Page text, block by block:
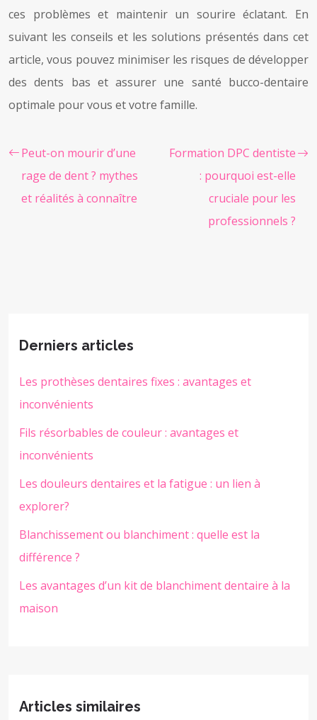
ces problèmes et maintenir un sourire éclatant. En
suivant les conseils et les solutions présentés dans cet
article, vous pouvez minimiser les risques de développer
des dents bas et assurer une santé bucco-dentaire
optimale pour vous et votre famille.
Peut-on mourir d’une
rage de dent ? mythes
et réalités à connaître
Formation DPC dentiste
: pourquoi est-elle
cruciale pour les
professionnels ?
Derniers articles
Les prothèses dentaires fixes : avantages et
inconvénients
Fils résorbables de couleur : avantages et
inconvénients
Les douleurs dentaires et la fatigue : un lien à
explorer?
Blanchissement ou blanchiment : quelle est la
différence ?
Les avantages d’un kit de blanchiment dentaire à la
maison
Articles similaires